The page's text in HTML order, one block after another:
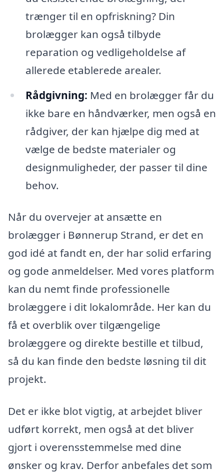
trænger til en opfriskning? Din
brolægger kan også tilbyde
reparation og vedligeholdelse af
allerede etablerede arealer.
Rådgivning: Med en brolægger får du
ikke bare en håndværker, men også en
rådgiver, der kan hjælpe dig med at
vælge de bedste materialer og
designmuligheder, der passer til dine
behov.
Når du overvejer at ansætte en
brolægger i Bønnerup Strand, er det en
god idé at fandt en, der har solid erfaring
og gode anmeldelser. Med vores platform
kan du nemt finde professionelle
brolæggere i dit lokalområde. Her kan du
få et overblik over tilgængelige
brolæggere og direkte bestille et tilbud,
så du kan finde den bedste løsning til dit
projekt.
Det er ikke blot vigtig, at arbejdet bliver
udført korrekt, men også at det bliver
gjort i overensstemmelse med dine
ønsker og krav. Derfor anbefales det som